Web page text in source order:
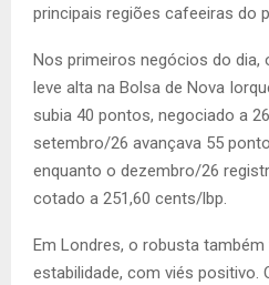
principais regiões cafeeiras do
Nos primeiros negócios do dia,
leve alta na Bolsa de Nova
subia 40 pontos, negociado a
setembro/26 avançava 55
enquanto o dezembro/26
cotado a 251,60 cents/lbp.
Em Londres, o robusta
estabilidade, com viés positivo.